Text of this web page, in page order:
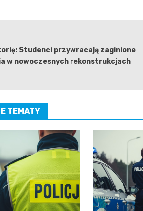
Studenci przywracają zaginione
w nowoczesnych rekonstrukcjach
TEMATY